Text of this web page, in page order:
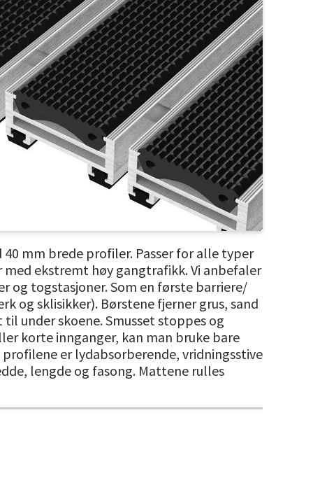
mm brede profiler. Passer for alle typer
ekstremt høy gangtrafikk. Vi anbefaler
og togstasjoner. Som en første barriere/
og sklisikker). Børstene fjerner grus, sand
under skoene. Smusset stoppes og
korte innganger, kan man bruke bare
er lydabsorberende, vridningsstive
lengde og fasong. Mattene rulles